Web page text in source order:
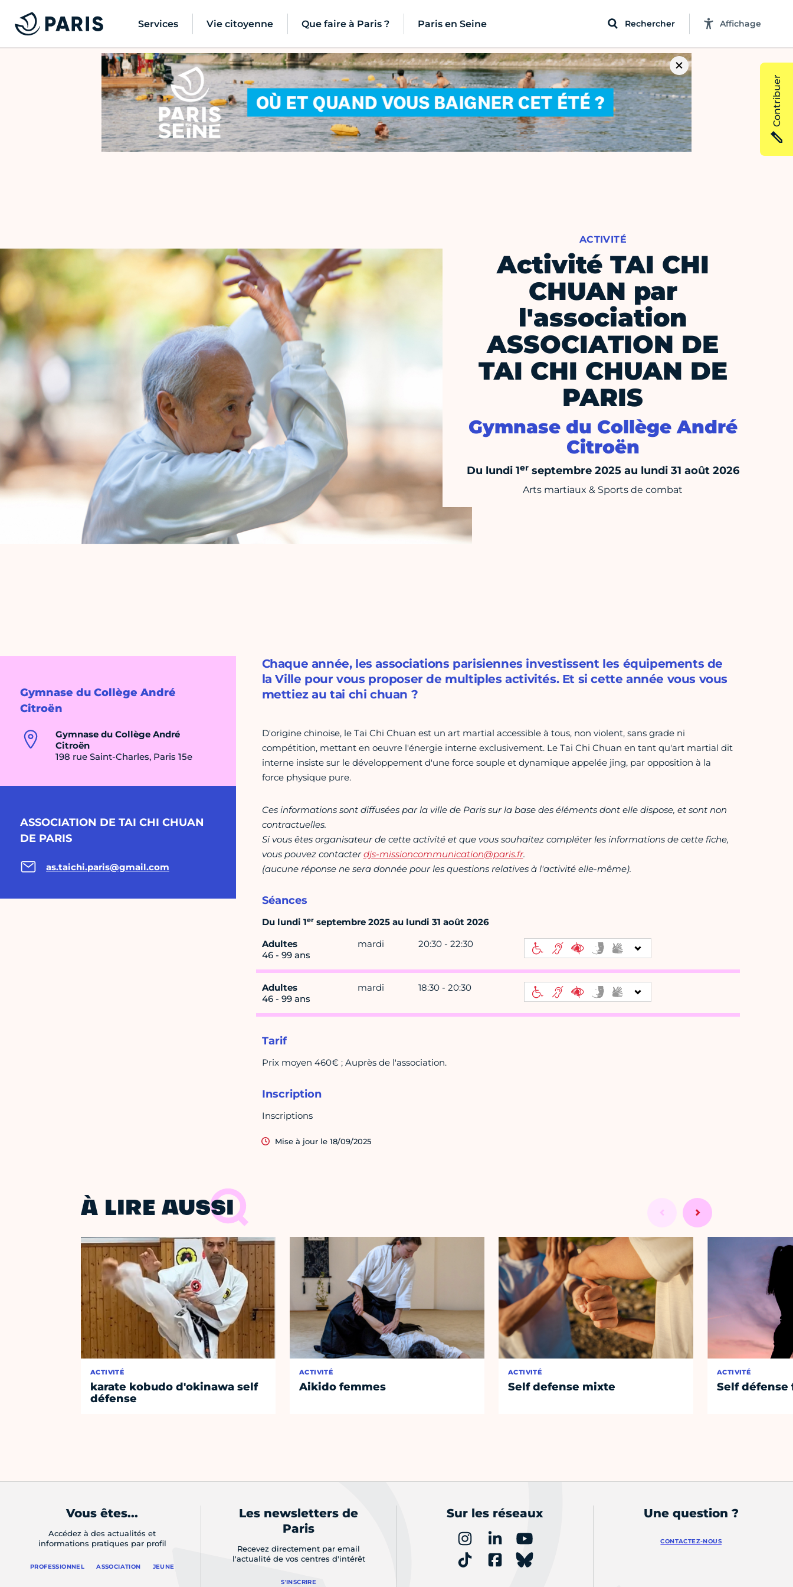
Services Vie citoyenne Que faire à Paris ? Paris en Seine Rechercher Affichage
ACTIVITÉ
Activité TAI CHI
CHUAN par
l'association
ASSOCIATION DE
TAI CHI CHUAN DE
PARIS
Gymnase du Collège André
Citroën
Du lundi 1erseptembre 2025 au lundi 31 août 2026
Arts martiaux & Sports de combat
Gymnase du Collège André
Citroën
Gymnase du Collège André
Citroën
198 rue Saint-Charles, Paris 15e
ASSOCIATION DE TAI CHI CHUAN
DE PARIS
as.taichi.paris@gmail.com
Chaque année, les associations parisiennes investissent les équipements de
la Ville pour vous proposer de multiples activités. Et si cette année vous vous
mettiez au tai chi chuan ?
D'origine chinoise, le Tai Chi Chuan est un art martial accessible à tous, non violent, sans grade ni
compétition, mettant en oeuvre l'énergie interne exclusivement. Le Tai Chi Chuan en tant qu'art martial dit
interne insiste sur le développement d'une force souple et dynamique appelée jing, par opposition à la
force physique pure.
Ces informations sont diffusées par la ville de Paris sur la base des éléments dont elle dispose, et sont non
contractuelles.
Si vous êtes organisateur de cette activité et que vous souhaitez compléter les informations de cette fiche,
vous pouvez contacterdjs-missioncommunication@paris.fr.
(aucune réponse ne sera donnée pour les questions relatives à l'activité elle-même).
Séances
Du lundi 1erseptembre 2025 au lundi 31 août 2026
Adultes
46 - 99 ans
mardi 20:30 - 22:30
Adultes
46 - 99 ans
mardi 18:30 - 20:30
Tarif
Prix moyen 460€ ; Auprès de l'association.
Inscription
Inscriptions
Mise à jour le 18/09/2025
À LIRE AUSSI
ACTIVITÉ
karate kobudo d'okinawa self
défense
ACTIVITÉ
Aikido femmes
ACTIVITÉ
Self defense mixte
ACTIVITÉ
Self défense
Contribuer
Vous êtes...
Accédez à des actualités et
informations pratiques par profil
PROFESSIONNEL ASSOCIATION JEUNE
Les newsletters de
Paris
Recevez directement par email
l'actualité de vos centres d'intérêt
S'INSCRIRE
Sur les réseaux Une question ?
CONTACTEZ-NOUS